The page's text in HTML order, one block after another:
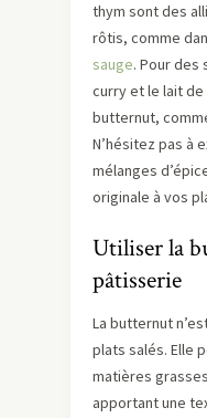
thym sont des
rôtis, comme
sauge. Pour des
curry et le lait
butternut,
N’hésitez pas à
mélanges
originale à vos
Utiliser la
pâtisserie
La butternut
plats salés. Elle
matières
apportant une